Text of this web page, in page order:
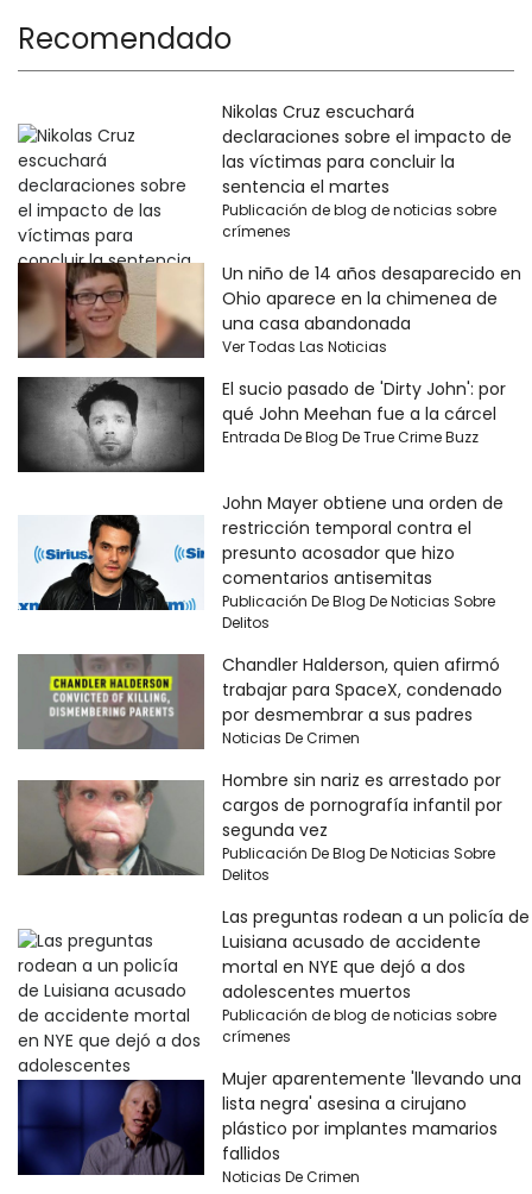
Recomendado
Nikolas Cruz escuchará
declaraciones sobre el impacto de
las víctimas para concluir la
sentencia el martes
Publicación de blog de noticias sobre
crímenes
Un niño de 14 años desaparecido en
Ohio aparece en la chimenea de
una casa abandonada
Ver Todas Las Noticias
El sucio pasado de 'Dirty John': por
qué John Meehan fue a la cárcel
Entrada De Blog De True Crime Buzz
John Mayer obtiene una orden de
restricción temporal contra el
presunto acosador que hizo
comentarios antisemitas
Publicación De Blog De Noticias Sobre
Delitos
Chandler Halderson, quien afirmó
trabajar para SpaceX, condenado
por desmembrar a sus padres
Noticias De Crimen
Hombre sin nariz es arrestado por
cargos de pornografía infantil por
segunda vez
Publicación De Blog De Noticias Sobre
Delitos
Las preguntas rodean a un policía de
Luisiana acusado de accidente
mortal en NYE que dejó a dos
adolescentes muertos
Publicación de blog de noticias sobre
crímenes
Mujer aparentemente 'llevando una
lista negra' asesina a cirujano
plástico por implantes mamarios
fallidos
Noticias De Crimen